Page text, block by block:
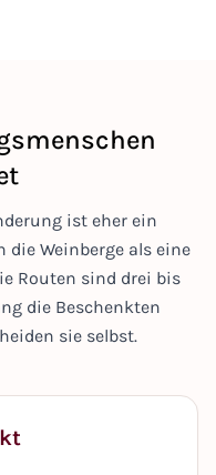
ist eher ein
die Weinberge als eine
Routen sind drei bis
die Beschenkten
sie selbst.